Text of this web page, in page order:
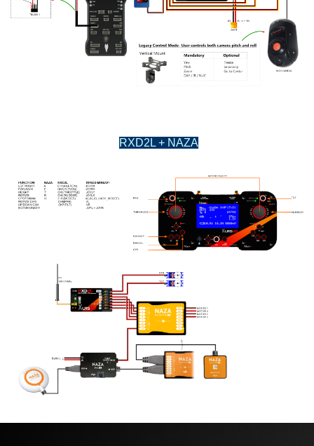
RXD2L + NAZA